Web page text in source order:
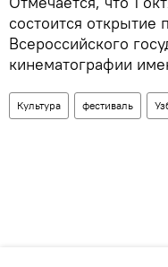
состоится открытие
Всероссийского
кинематографии
Культура фестиваль